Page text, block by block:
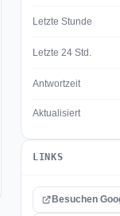
Letzte Stunde
Letzte 24 Std.
Antwortzeit
Aktualisiert
LINKS
Besuchen